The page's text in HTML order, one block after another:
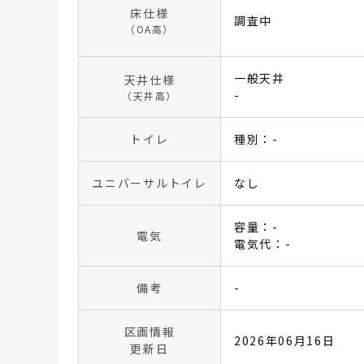
床仕様
（OA高）
調査中
天井仕様
（天井高）
一般天井
-
トイレ 種別：-
ユニバーサルトイレ なし
電気
容量：-
電気代：-
備考 -
区画情報
更新日
2026年06月16日